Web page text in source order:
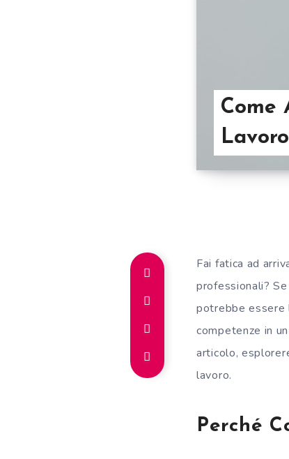
Come
Fai fatica ad
professionali?
potrebbe essere
competenze in
articolo,
lavoro.
Perché